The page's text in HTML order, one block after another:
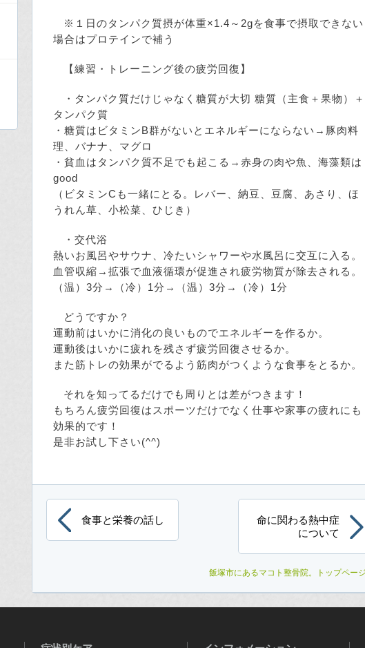
※１日のタンパク質摂が体重×1.4～2gを食事で摂取できない
場合はプロテインで補う
【練習・トレーニング後の疲労回復】
・タンパク質だけじゃなく糖質が大切 糖質（主食＋果物）＋
タンパク質
・糖質はビタミンB群がないとエネルギーにならない→豚肉料
理、バナナ、マグロ
・貧血はタンパク質不足でも起こる→赤身の肉や魚、海藻類は
good
（ビタミンCも一緒にとる。レバー、納豆、豆腐、あさり、ほ
うれん草、小松菜、ひじき）
・交代浴
熱いお風呂やサウナ、冷たいシャワーや水風呂に交互に入る。
血管収縮→拡張で血液循環が促進され疲労物質が除去される。
（温）3分→（冷）1分→（温）3分→（冷）1分
どうですか？
運動前はいかに消化の良いものでエネルギーを作るか。
運動後はいかに疲れを残さず疲労回復させるか。
また筋トレの効果がでるよう筋肉がつくような食事をとるか。
それを知ってるだけでも周りとは差がつきます！
もちろん疲労回復はスポーツだけでなく仕事や家事の疲れにも
効果的です！
是非お試し下さい(^^)
食事と栄養の話し
命に関わる熱中症
について
飯塚市にあるマコト整骨院。トップペー